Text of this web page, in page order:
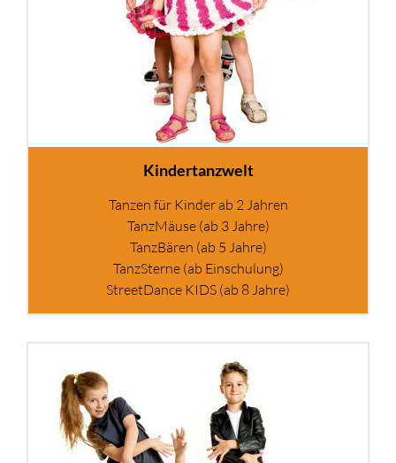
Kindertanzwelt
Tanzen für Kinder ab 2 Jahren
TanzMäuse (ab 3 Jahre)
TanzBären (ab 5 Jahre)
TanzSterne (ab Einschulung)
StreetDance KIDS (ab 8 Jahre)